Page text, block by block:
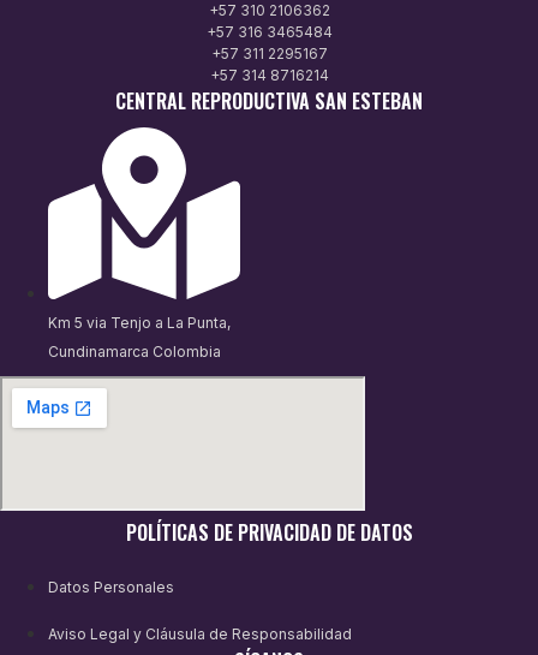
+57 310 2106362
+57 316 3465484
+57 311 2295167
+57 314 8716214
CENTRAL REPRODUCTIVA SAN ESTEBAN
Km 5 via Tenjo a La Punta,
Cundinamarca Colombia
POLÍTICAS DE PRIVACIDAD DE DATOS
Datos Personales
Aviso Legal y Cláusula de Responsabilidad